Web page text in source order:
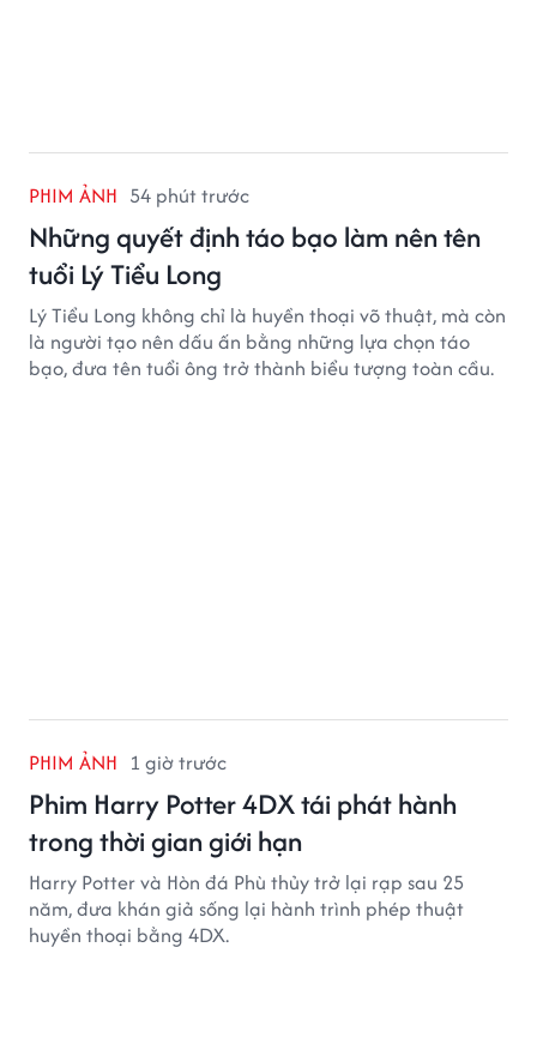
PHIM ẢNH 54 phút trước
Những quyết định táo bạo làm nên tên
tuổi Lý Tiểu Long
Lý Tiểu Long không chỉ là huyền thoại võ thuật, mà còn
là người tạo nên dấu ấn bằng những lựa chọn táo
bạo, đưa tên tuổi ông trở thành biểu tượng toàn cầu.
PHIM ẢNH 1 giờ trước
Phim Harry Potter 4DX tái phát hành
trong thời gian giới hạn
Harry Potter và Hòn đá Phù thủy trở lại rạp sau 25
năm, đưa khán giả sống lại hành trình phép thuật
huyền thoại bằng 4DX.